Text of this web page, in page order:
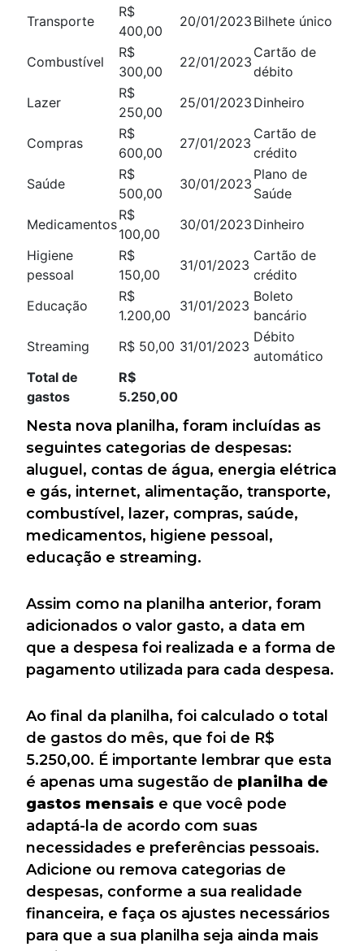
Transporte
R$
400,00
20/01/2023 Bilhete único
Combustível
R$
300,00
22/01/2023
Cartão de
débito
Lazer
R$
250,00
25/01/2023 Dinheiro
Compras
R$
600,00
27/01/2023
Cartão de
crédito
Saúde
R$
500,00
30/01/2023
Plano de
Saúde
Medicamentos
R$
100,00
30/01/2023 Dinheiro
Higiene
pessoal
R$
150,00
31/01/2023
Cartão de
crédito
Educação
R$
1.200,00
31/01/2023
Boleto
bancário
Streaming
R$ 50,00 31/01/2023
Débito
automático
Total de
gastos
R$
5.250,00
Nesta nova planilha, foram incluídas as
seguintes categorias de despesas:
aluguel, contas de água, energia elétrica
e gás, internet, alimentação, transporte,
combustível, lazer, compras, saúde,
medicamentos, higiene pessoal,
educação e streaming.
Assim como na planilha anterior, foram
adicionados o valor gasto, a data em
que a despesa foi realizada e a forma de
pagamento utilizada para cada despesa.
Ao final da planilha, foi calculado o total
de gastos do mês, que foi de R$
5.250,00. É importante lembrar que esta
é apenas uma sugestão de planilha de
gastos mensais e que você pode
adaptá-la de acordo com suas
necessidades e preferências pessoais.
Adicione ou remova categorias de
despesas, conforme a sua realidade
financeira, e faça os ajustes necessários
para que a sua planilha seja ainda mais